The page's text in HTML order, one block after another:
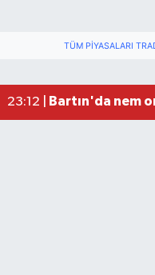
TÜM PIYASALARI
23:12 |
Bartın'da nem